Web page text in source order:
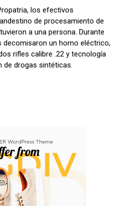
los efectivos
de procesamiento de
a una persona. Durante
decomisaron un horno eléctrico,
rifles calibre .22 y tecnología
de drogas sintéticas.